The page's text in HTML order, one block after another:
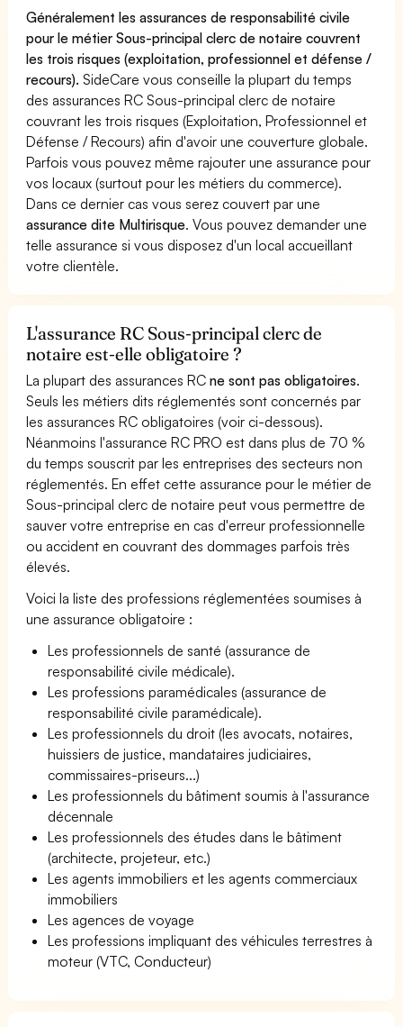
Généralement les assurances de responsabilité civile
pour le métier Sous-principal clerc de notaire couvrent
les trois risques (exploitation, professionnel et défense /
recours). SideCare vous conseille la plupart du temps
des assurances RC Sous-principal clerc de notaire
couvrant les trois risques (Exploitation, Professionnel et
Défense / Recours) afin d'avoir une couverture globale.
Parfois vous pouvez même rajouter une assurance pour
vos locaux (surtout pour les métiers du commerce).
Dans ce dernier cas vous serez couvert par une
assurance dite Multirisque. Vous pouvez demander une
telle assurance si vous disposez d'un local accueillant
votre clientèle.
L'assurance RC Sous-principal clerc de
notaire est-elle obligatoire ?
La plupart des assurances RCne sont pas obligatoires.
Seuls les métiers dits réglementés sont concernés par
les assurances RC obligatoires (voir ci-dessous).
Néanmoins l'assurance RC PRO est dans plus de 70 %
du temps souscrit par les entreprises des secteurs non
réglementés. En effet cette assurance pour le métier de
Sous-principal clerc de notaire peut vous permettre de
sauver votre entreprise en cas d'erreur professionnelle
ou accident en couvrant des dommages parfois très
élevés.
Voici la liste des professions réglementées soumises à
une assurance obligatoire :
Les professionnels de santé (assurance de
responsabilité civile médicale).
Les professions paramédicales (assurance de
responsabilité civile paramédicale).
Les professionnels du droit (les avocats, notaires,
huissiers de justice, mandataires judiciaires,
commissaires-priseurs...)
Les professionnels du bâtiment soumis à l'assurance
décennale
Les professionnels des études dans le bâtiment
(architecte, projeteur, etc.)
Les agents immobiliers et les agents commerciaux
immobiliers
Les agences de voyage
Les professions impliquant des véhicules terrestres à
moteur (VTC, Conducteur)